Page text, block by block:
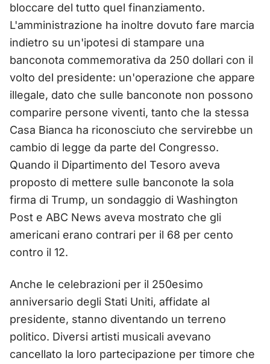
bloccare del tutto quel finanziamento.
L'amministrazione ha inoltre dovuto fare marcia
indietro su un'ipotesi di stampare una
banconota commemorativa da 250 dollari con il
volto del presidente: un'operazione che appare
illegale, dato che sulle banconote non possono
comparire persone viventi, tanto che la stessa
Casa Bianca ha riconosciuto che servirebbe un
cambio di legge da parte del Congresso.
Quando il Dipartimento del Tesoro aveva
proposto di mettere sulle banconote la sola
firma di Trump, un sondaggio di Washington
Post e ABC News aveva mostrato che gli
americani erano contrari per il 68 per cento
contro il 12.
Anche le celebrazioni per il 250esimo
anniversario degli Stati Uniti, affidate al
presidente, stanno diventando un terreno
politico. Diversi artisti musicali avevano
cancellato la loro partecipazione per timore che